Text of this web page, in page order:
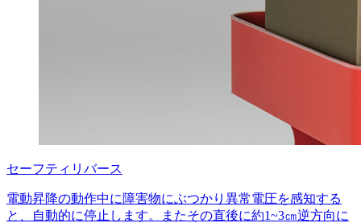
セーフティリバース
電動昇降の動作中に障害物にぶつかり異常電圧を感知する
と、自動的に停止します。またその直後に約1~3㎝逆方向に